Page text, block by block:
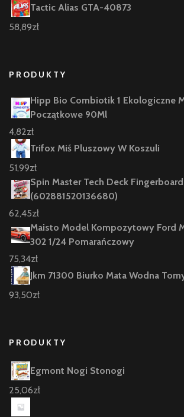
Tactic Alias GTA-40873
58,89zł
PRODUKTY
Hipp Bio Combiotik 1 Ekologiczne
Początkowe 90Ml
4,82zł
Trifox Miś Pluszowy W Koszuli
51,99zł
Spin Master Tech Deck
(602881520136680)
62,45zł
Maisto Model Kompozytowy Ford
302 1/24 Pomarańczowy
75,34zł
Jkm 71300 Biurko Mata Wodna
93,50zł
PRODUKTY
Egmont Nogi Stonogi
25,06zł